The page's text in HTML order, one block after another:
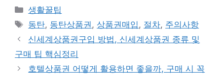
카
테
리
생활꿀팁
태
그
동탄, 동탄상품권, 상품권매입, 절차, 주의사항
신세계상품권구입 방법, 신세계상품권 종류 및
구매 팁 핵심정리
호텔상품권 어떻게 활용하면 좋을까, 구매 시 꼭